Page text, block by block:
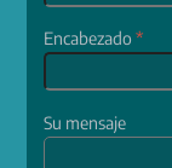
Encabezado*
Su mensaje